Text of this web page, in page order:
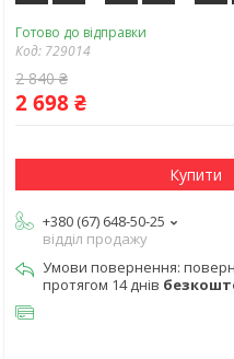
Готово до відправки
Код: 729014
2 840 ₴
2 698 ₴
Купити
+380 (67) 648-50-25
відділ продажу
протягом 14 днів